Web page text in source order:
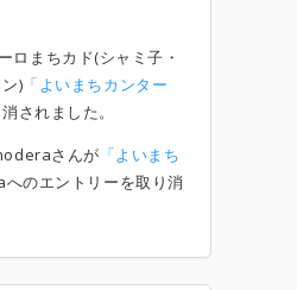
ロまちカド(シャミ子・
) 「よいまちカンター
されました。
さんが 「よいまち
へのエントリーを取り消